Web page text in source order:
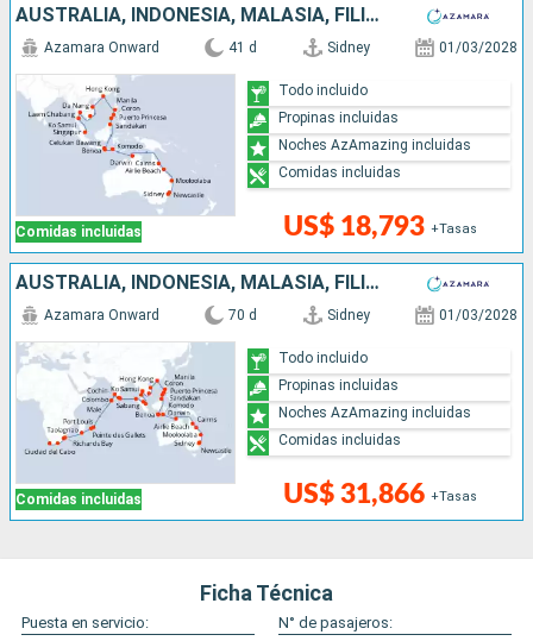
AUSTRALIA, INDONESIA, MALASIA, FILIPINAS, CHINA, VIETNAM, TAILANDIA, SINGAPUR
Comidas incluidas
Azamara Onward 41 d Sidney 01/03/2028
US$ 18,793 +Tasas
Todo incluido
Propinas incluidas
Noches AzAmazing incluidas
Comidas incluidas
AUSTRALIA, INDONESIA, MALASIA, FILIPINAS, CHINA, VIETNAM, TAILANDIA, SINGAPUR, SRI LANKA, INDIA, MALDIVAS, MAURICE, FRANCIA, MADAGASCAR, SUDAFRICA
Comidas incluidas
Azamara Onward 70 d Sidney 01/03/2028
US$ 31,866 +Tasas
Todo incluido
Propinas incluidas
Noches AzAmazing incluidas
Comidas incluidas
Ficha Técnica
Puesta en servicio:
N° de pasajeros: